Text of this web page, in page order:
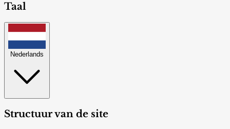
Taal
Nederlands
Structuur van de site